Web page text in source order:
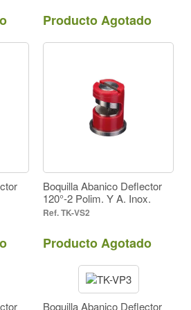
Producto Agotado
Boquilla Abanico Deflector
120°-2 Polim. Y A. Inox.
TK-VS2
Producto Agotado
Boquilla Abanico Deflector